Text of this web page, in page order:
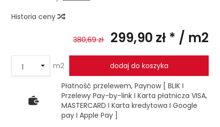
Historia ceny
380,69 zł 299,90 zł * / m2
m2 dodaj do koszyka
Płatność przelewem, Paynow [ BLIK I
Przelewy Pay-by-link I Karta płatnicza VISA,
MASTERCARD I Karta kredytowa I Google
pay I Apple Pay ]